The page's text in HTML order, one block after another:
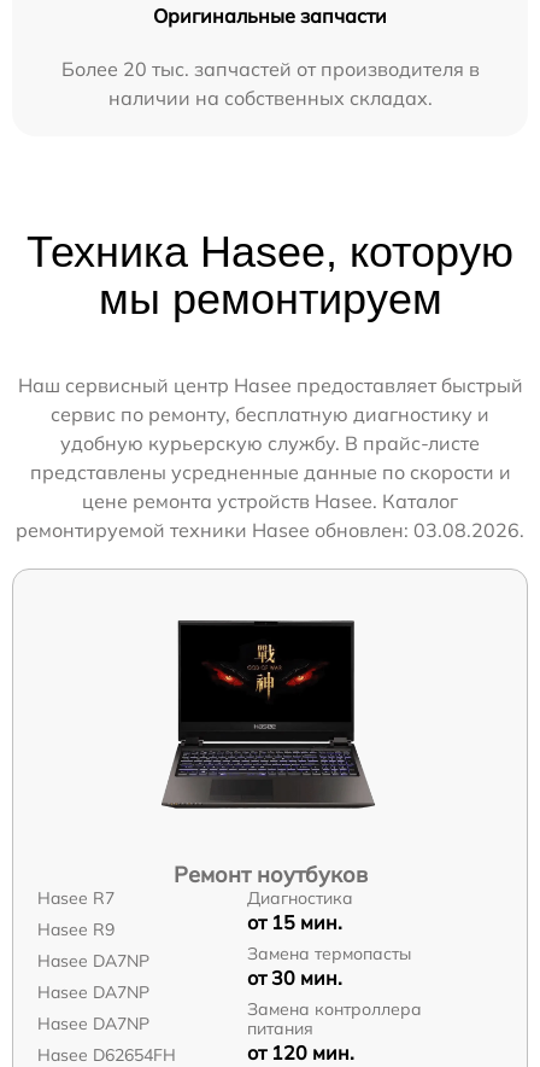
Оригинальные запчасти
Более 20 тыс. запчастей от производителя в
наличии на собственных складах.
Техника Hasee, которую
мы ремонтируем
Наш сервисный центр Hasee предоставляет быстрый
сервис по ремонту, бесплатную диагностику и
удобную курьерскую службу. В прайс-листе
представлены усредненные данные по скорости и
цене ремонта устройств Hasee. Каталог
ремонтируемой техники Hasee обновлен: 03.08.2026.
Ремонт ноутбуков
Hasee R7
Hasee R9
Hasee DA7NP
Hasee DA7NP
Hasee DA7NP
Hasee D62654FH
Диагностика
от 15 мин.
Замена термопасты
от 30 мин.
Замена контроллера
питания
от 120 мин.